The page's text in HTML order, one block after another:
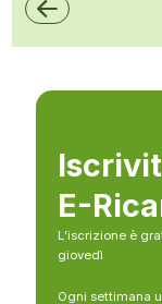
E-
L’iscrizione è
giovedì
Ogni settimana